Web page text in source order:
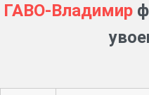
ГАВО-Владимир